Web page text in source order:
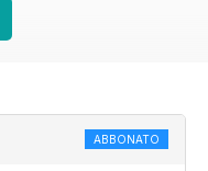
ABBONATO